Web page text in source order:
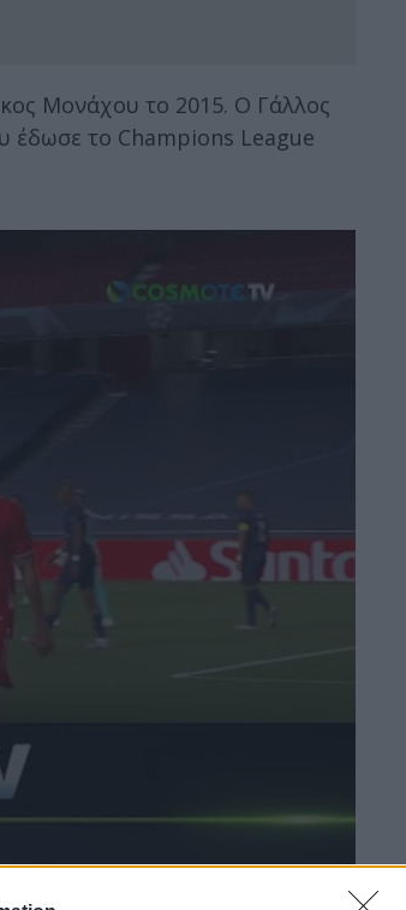
Μονάχου το 2015. Ο Γάλλος
έδωσε το Champions League